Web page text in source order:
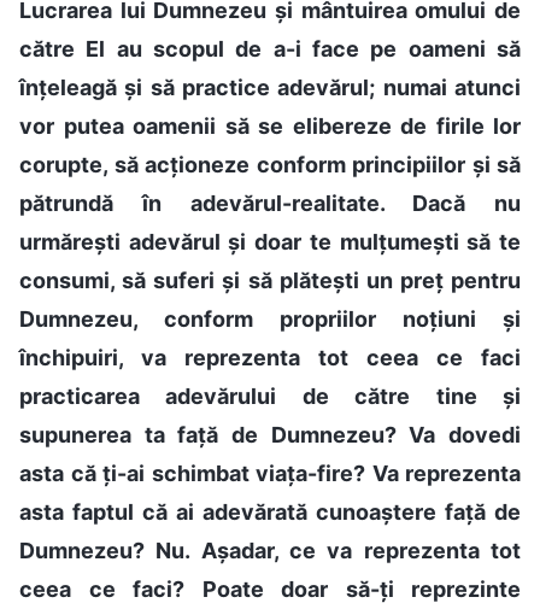
Lucrarea lui Dumnezeu și mântuirea omului de
către El au scopul de a-i face pe oameni să
înțeleagă și să practice adevărul; numai atunci
vor putea oamenii să se elibereze de firile lor
corupte, să acționeze conform principiilor și să
pătrundă în adevărul-realitate. Dacă nu
urmărești adevărul și doar te mulțumești să te
consumi, să suferi și să plătești un preț pentru
Dumnezeu, conform propriilor noțiuni și
închipuiri, va reprezenta tot ceea ce faci
practicarea adevărului de către tine și
supunerea ta față de Dumnezeu? Va dovedi
asta că ți-ai schimbat viața-fire? Va reprezenta
asta faptul că ai adevărată cunoaștere față de
Dumnezeu? Nu. Așadar, ce va reprezenta tot
ceea ce faci? Poate doar să-ți reprezinte